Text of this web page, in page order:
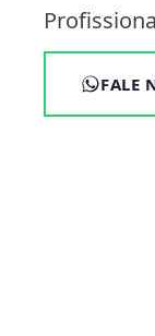
FALE